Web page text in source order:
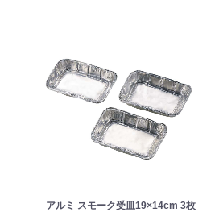
アルミ スモーク受皿19×14cm 3枚